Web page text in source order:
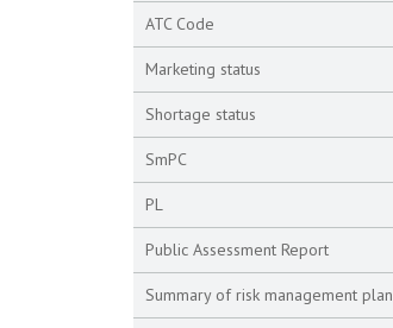
ATC Code
Marketing status
Shortage status
SmPC
PL
Public Assessment Report
Summary of risk management plan